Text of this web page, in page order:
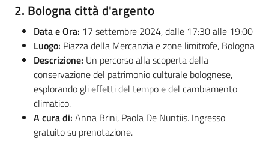
2. Bologna città d'argento
Data e Ora: 17 settembre 2024, dalle 17:30 alle 19:00
Luogo: Piazza della Mercanzia e zone limitrofe, Bologna
Descrizione: Un percorso alla scoperta della
conservazione del patrimonio culturale bolognese,
esplorando gli effetti del tempo e del cambiamento
climatico.
A cura di: Anna Brini, Paola De Nuntiis. Ingresso
gratuito su prenotazione.